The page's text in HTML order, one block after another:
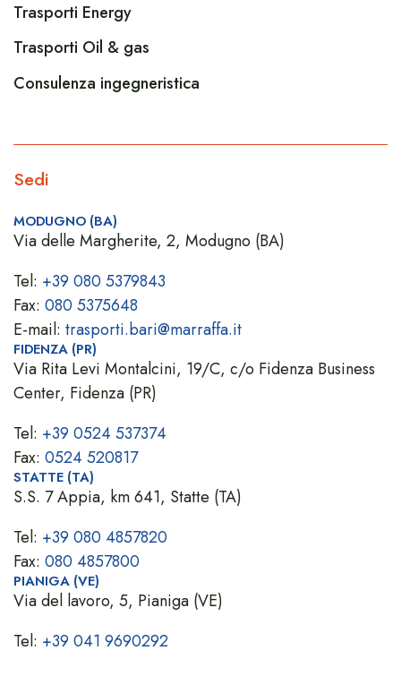
Trasporti Energy
Trasporti Oil & gas
Consulenza ingegneristica
Sedi
MODUGNO (BA)
Via delle Margherite, 2, Modugno (BA)
Tel: +39 080 5379843
Fax: 080 5375648
E-mail: trasporti.bari@marraffa.it
FIDENZA (PR)
Via Rita Levi Montalcini, 19/C, c/o Fidenza Business
Center, Fidenza (PR)
Tel: +39 0524 537374
Fax: 0524 520817
STATTE (TA)
S.S. 7 Appia, km 641, Statte (TA)
Tel: +39 080 4857820
Fax: 080 4857800
PIANIGA (VE)
Via del lavoro, 5, Pianiga (VE)
Tel: +39 041 9690292